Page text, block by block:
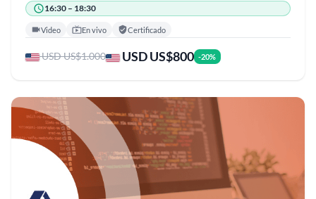
16:30 – 18:30
Video En vivo Certificado
USD US$1.000 USD US$800 -20%